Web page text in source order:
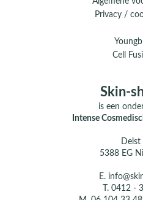
Privacy /
Cell
Skin-
is een
Intense
Delst
5388 EG
E.
T.0412 -